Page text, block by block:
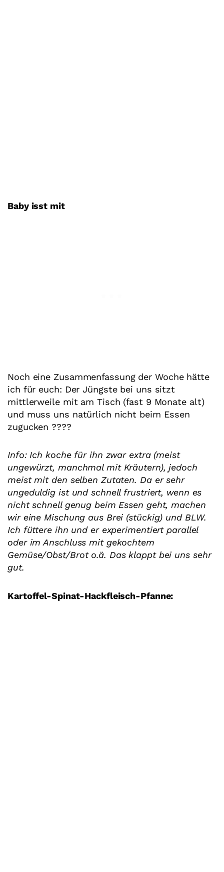
Baby isst mit
Noch eine Zusammenfassung der Woche hätte
ich für euch: Der Jüngste bei uns sitzt
mittlerweile mit am Tisch (fast 9 Monate alt)
und muss uns natürlich nicht beim Essen
zugucken ????
Info: Ich koche für ihn zwar extra (meist
ungewürzt, manchmal mit Kräutern), jedoch
meist mit den selben Zutaten. Da er sehr
ungeduldig ist und schnell frustriert, wenn es
nicht schnell genug beim Essen geht, machen
wir eine Mischung aus Brei (stückig) und BLW.
Ich füttere ihn und er experimentiert parallel
oder im Anschluss mit gekochtem
Gemüse/Obst/Brot o.ä. Das klappt bei uns sehr
gut.
Kartoffel-Spinat-Hackfleisch-Pfanne: